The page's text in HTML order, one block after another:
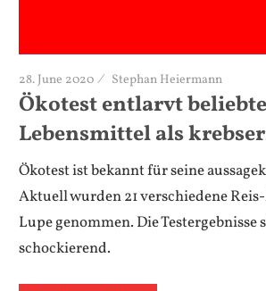
28. June 2020 Stephan Heiermann
Ökotest entlarvt
Lebensmittel als
Ökotest ist bekannt für seine
Aktuell wurden 21 verschiedene
Lupe genommen. Die Testergebnisse
schockierend.